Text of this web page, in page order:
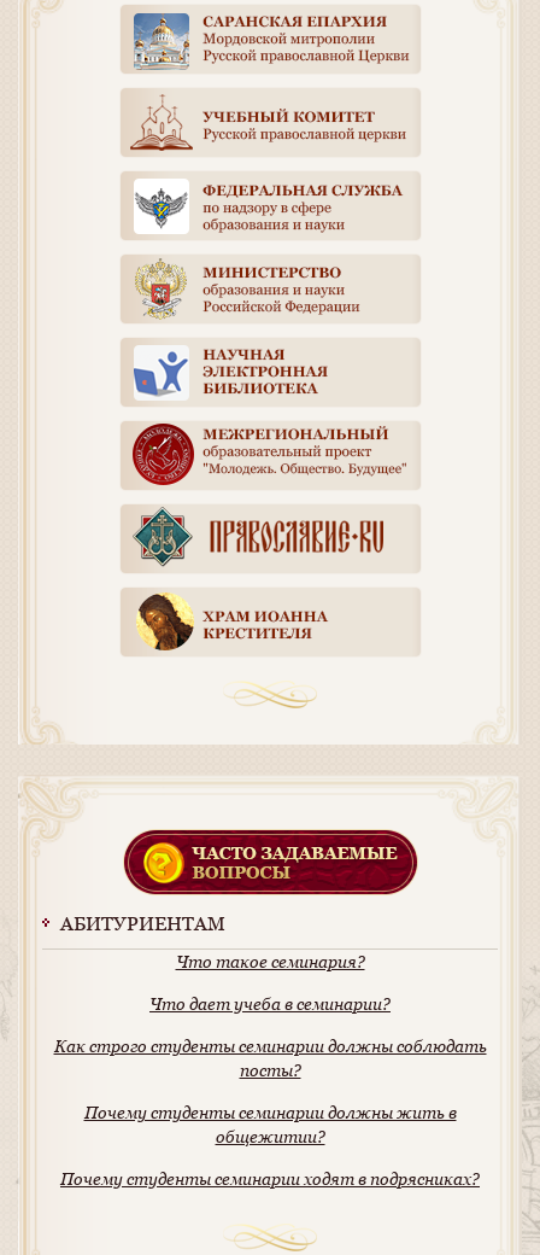
АБИТУРИЕНТАМ
Что такое семинария?
Что дает учеба в семинарии?
Как строго студенты семинарии должны соблюдать
посты?
Почему студенты семинарии должны жить в
общежитии?
Почему студенты семинарии ходят в подрясниках?